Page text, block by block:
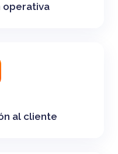
operativa
al cliente